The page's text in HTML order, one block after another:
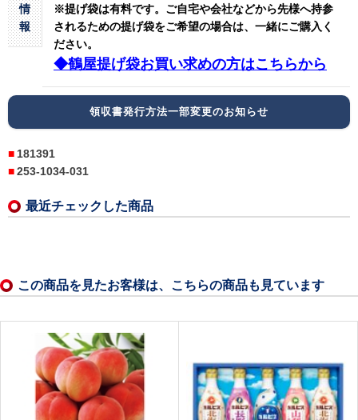
情
報
※提げ袋は有料です。 ご自宅や会社などから先様へ持参
されるための提げ袋をご希望の場合は、一緒にご購入く
ださい。
◆鶴屋提げ袋お買い求めの方はこちらから
領収書発行方法一部変更のお知らせ
181391
253-1034-031
最近チェックした商品
この商品を見たお客様は、こちらの商品も見ています